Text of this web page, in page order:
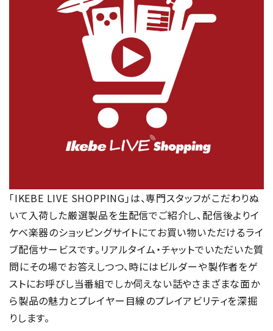
「IKEBE LIVE SHOPPING」は、専門スタッフがこだわりぬ
いて入荷した厳選製品を生配信でご紹介し、配信後よりイ
ケベ楽器のショッピングサイトにてお買い物いただけるライ
ブ配信サービスです。リアルタイム・チャットでいただいた質
問にその場でお答えしつつ、時にはビルダーや製作者をゲ
ストにお呼びし当番組でしか伺えない話やさまざまな面か
ら製品の魅力とプレイヤー目線のプレイアビリティを深掘
りします。